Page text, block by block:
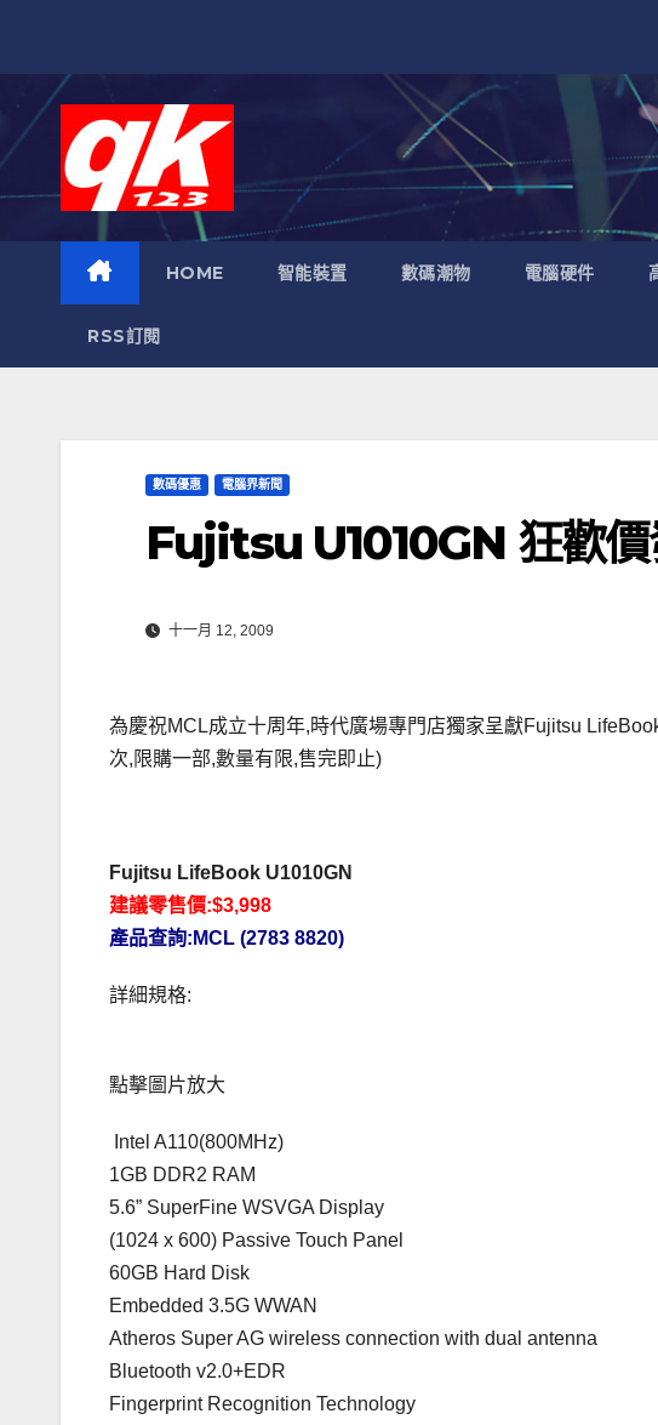
HOME 智能裝置 數碼潮物 電腦硬件
RSS訂閱
數碼優惠 電腦界新聞
Fujitsu U1010GN 狂歡價
十一月 12, 2009
為慶祝MCL成立十周年,時代廣場專門店獨家呈獻Fujitsu
次,限購一部,數量有限,售完即止)
Fujitsu LifeBook U1010GN
建議零售價:$3,998
產品查詢:MCL (2783 8820)
詳細規格:
點擊圖片放大
Intel A110(800MHz)
1GB DDR2 RAM
5.6” SuperFine WSVGA Display
(1024 x 600) Passive Touch Panel
60GB Hard Disk
Embedded 3.5G WWAN
Atheros Super AG wireless connection with dual antenna
Bluetooth v2.0+EDR
Fingerprint Recognition Technology